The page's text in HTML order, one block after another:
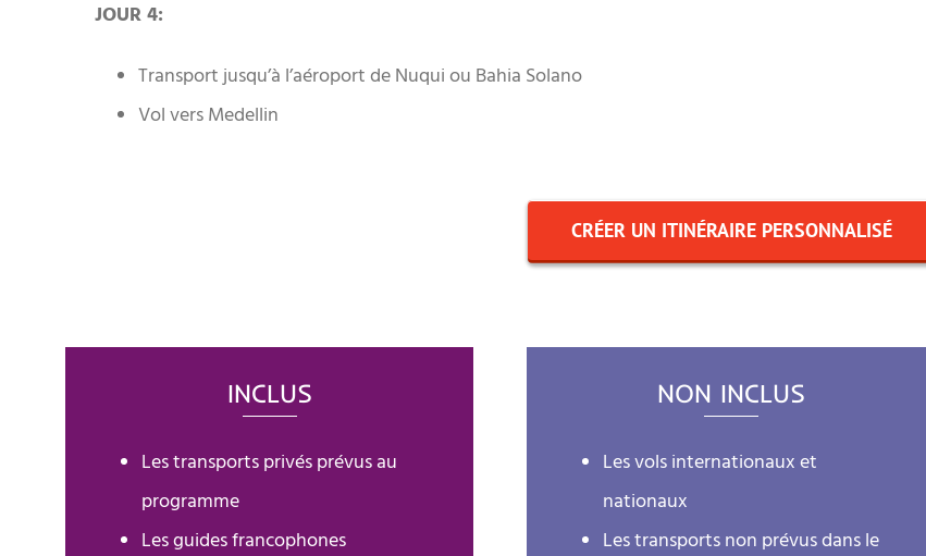
JOUR 4:
Transport jusqu’à l’aéroport de Nuqui ou Bahia Solano
Vol vers Medellin
CRÉER UN ITINÉRAIRE PERSONNALISÉ
INCLUS
Les transports privés prévus au
programme
Les guides francophones
NON INCLUS
Les vols internationaux et
nationaux
Les transports non prévus dans le